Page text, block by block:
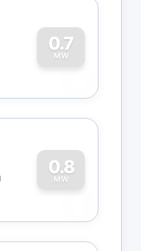
0.7
MW
0
0.8
MW
0